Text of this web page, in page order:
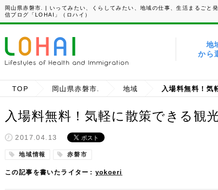
岡山県赤磐市. | いってみたい、くらしてみたい、地域の仕事、生活まるごと
信ブログ「LOHAI」（ロハイ）
地
から
TOP 岡山県赤磐市. 地域 入場料無料！気
入場料無料！気軽に散策できる観
2017.04.13
地域情報 赤磐市
この記事を書いたライター yokoeri